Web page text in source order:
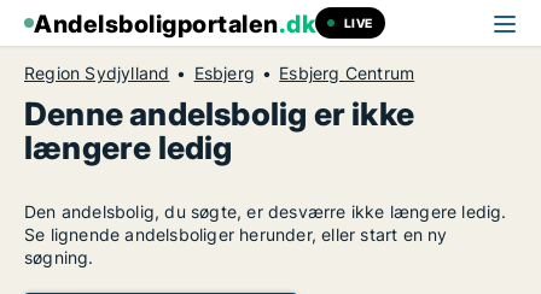
Andelsboligportalen.dk LIVE
Region Sydjylland Esbjerg Esbjerg Centrum
Denne andelsbolig er ikke
længere ledig
Den andelsbolig, du søgte, er desværre ikke længere ledig.
Se lignende andelsboliger herunder, eller start en ny
søgning.